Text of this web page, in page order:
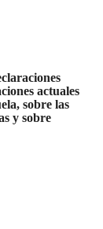
actuales
sobre las
y sobre